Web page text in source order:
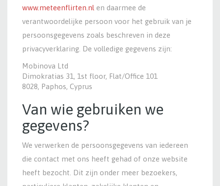
www.meteenflirten.nl en daarmee de
verantwoordelijke persoon voor het gebruik van je
persoonsgegevens zoals beschreven in deze
privacyverklaring. De volledige gegevens zijn:
Mobinova Ltd
Dimokratias 31, 1st floor, Flat/Office 101
8028, Paphos, Cyprus
Van wie gebruiken we
gegevens?
We verwerken de persoonsgegevens van iedereen
die contact met ons heeft gehad of onze website
heeft bezocht. Dit zijn onder meer bezoekers,